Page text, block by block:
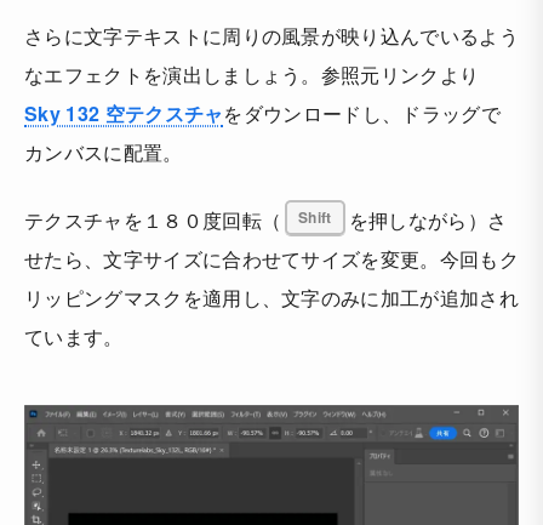
さらに文字テキストに周りの風景が映り込んでいるよう
なエフェクトを演出しましょう。参照元リンクより
Sky 132 空テクスチャをダウンロードし、ドラッグで
カンバスに配置。
テクスチャを１８０度回転（ Shift
を押しながら）さ
せたら、文字サイズに合わせてサイズを変更。今回もク
リッピングマスクを適用し、文字のみに加工が追加され
ています。